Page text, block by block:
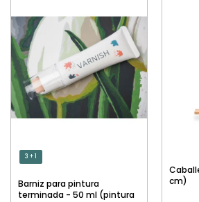
3 + 1
Barniz para pintura
terminada - 50 ml (pintura
cm)